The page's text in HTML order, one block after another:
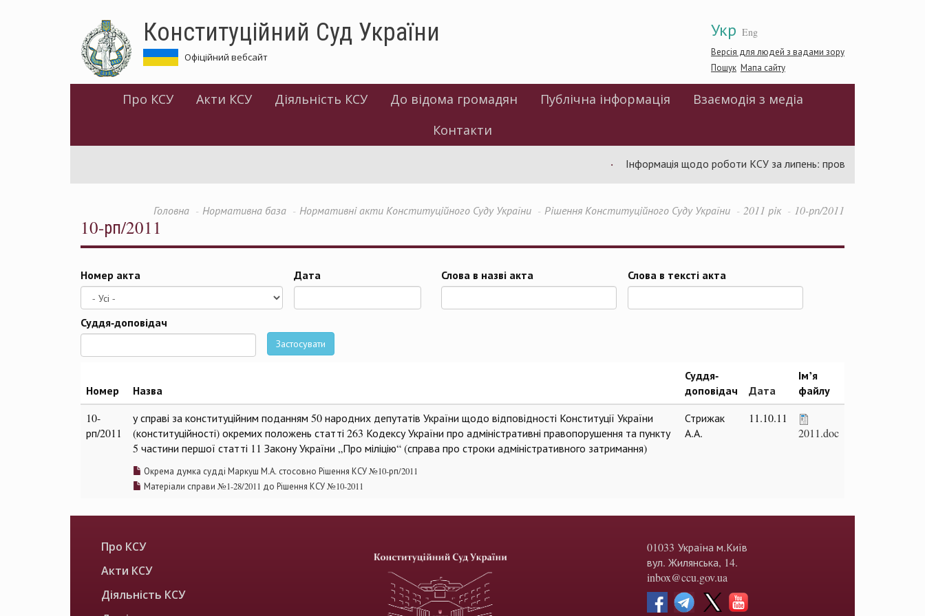
Укр Eng
Версія для людей з вадами зору
Пошук Мапа сайту
Конституційний Суд України
Офіційний вебсайт
Про КСУ Акти КСУ Діяльність КСУ До відома громадян Публічна інформація
Взаємодія з медіа
Контакти
Інформація щодо роботи КСУ за липень: проведено 94
Головна Нормативна база Нормативні акти Конституційного Суду України Рішення Конституційного Суду України 2011 рік 10-рп/2011
10-рп/2011
Номер акта Дата Слова в назві акта Слова в тексті акта
Суддя-доповідач
Застосувати
Номер Назва
Суддя-
доповідач
Дата
Ім’я
файлу
10-
рп/2011
у справі за конституційним поданням 50 народних депутатів України щодо відповідності Конституції України
(конституційності) окремих положень статті 263 Кодексу України про адміністративні правопорушення та пункту
5 частини першої статті 11 Закону України „Про міліцію“ (справа про строки адміністративного затримання)
Окрема думка судді Маркуш М.А. стосовно Рішення КСУ №10-рп/2011
Матеріали справи №1-28/2011 до Рішення КСУ №10-2011
Стрижак
А.А.
11.10.11
2011.doc
Про КСУ
Акти КСУ
Діяльність КСУ
01033 Україна м.Київ
вул. Жилянська, 14.
inbox@ccu.gov.ua